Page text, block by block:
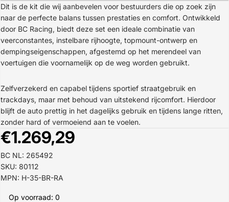
Dit is de kit die wij aanbevelen voor bestuurders die op zoek zijn
naar de perfecte balans tussen prestaties en comfort. Ontwikkeld
door BC Racing, biedt deze set een ideale combinatie van
veerconstantes, instelbare rijhoogte, topmount-ontwerp en
dempingseigenschappen, afgestemd op het merendeel van
voertuigen die voornamelijk op de weg worden gebruikt.
Zelfverzekerd en capabel tijdens sportief straatgebruik en
trackdays, maar met behoud van uitstekend rijcomfort. Hierdoor
blijft de auto prettig in het dagelijks gebruik en tijdens lange ritten,
zonder hard of vermoeiend aan te voelen.
€1.269,29
BC NL: 265492
SKU: 80112
MPN: H-35-BR-RA
Op voorraad: 0